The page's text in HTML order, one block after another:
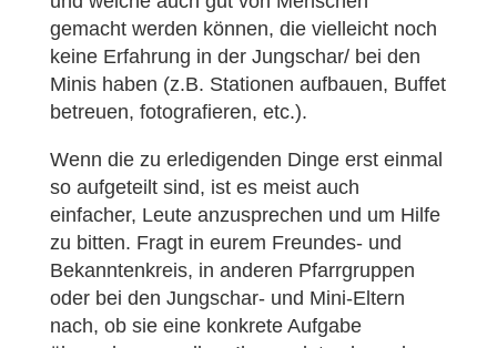
gemacht werden können, die vielleicht noch
keine Erfahrung in der Jungschar/ bei den
Minis haben (z.B. Stationen aufbauen, Buffet
betreuen, fotografieren, etc.).
Wenn die zu erledigenden Dinge erst einmal
so aufgeteilt sind, ist es meist auch
einfacher, Leute anzusprechen und um Hilfe
zu bitten. Fragt in eurem Freundes- und
Bekanntenkreis, in anderen Pfarrgruppen
oder bei den Jungschar- und Mini-Eltern
nach, ob sie eine konkrete Aufgabe